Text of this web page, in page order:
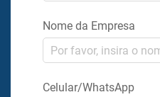
Nome da Empresa
Celular/WhatsApp